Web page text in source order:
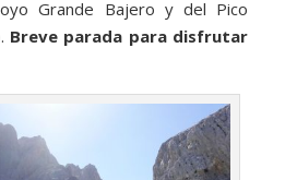
Grande Bajero y del Pico
Breve parada para disfrutar